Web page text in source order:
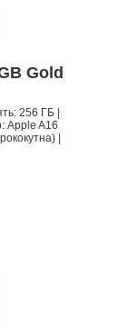
Gold
256 ГБ |
Apple A16
|